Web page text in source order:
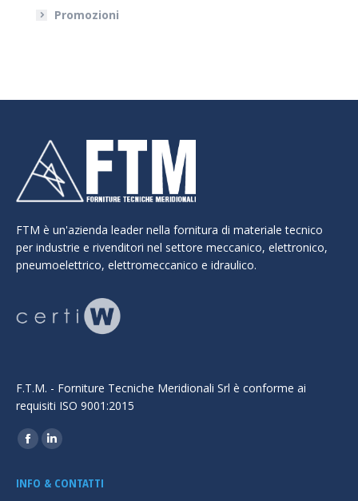
Promozioni
FTM è un'azienda leader nella fornitura di materiale tecnico
per industrie e rivenditori nel settore meccanico, elettronico,
pneumoelettrico, elettromeccanico e idraulico.
F.T.M. - Forniture Tecniche Meridionali Srl è conforme ai
requisiti ISO 9001:2015
Ci puoi trovare su:
Facebook
opens
Linkedin
opens
INFO & CONTATTI